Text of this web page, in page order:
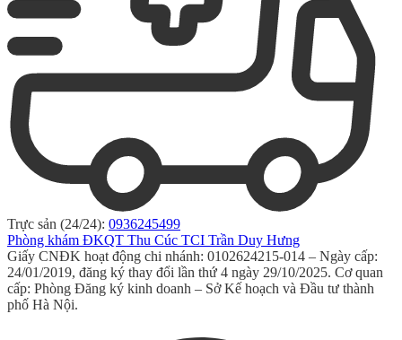
Trực sản (24/24): 0936245499
Phòng khám ĐKQT Thu Cúc TCI Trần Duy Hưng
Giấy CNĐK hoạt động chi nhánh: 0102624215-014 – Ngày cấp:
24/01/2019, đăng ký thay đổi lần thứ 4 ngày 29/10/2025. Cơ quan
cấp: Phòng Đăng ký kinh doanh – Sở Kế hoạch và Đầu tư thành
phố Hà Nội.